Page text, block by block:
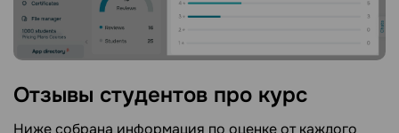
Отзывы студентов про курс
Ниже собрана информация по оценке от каждого